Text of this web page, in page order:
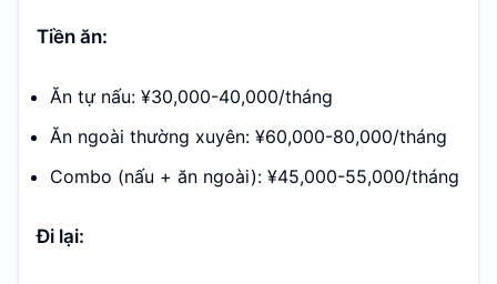
Tiền ăn:
Ăn tự nấu: ¥30,000-40,000/tháng
Ăn ngoài thường xuyên: ¥60,000-80,000/tháng
Combo (nấu + ăn ngoài): ¥45,000-55,000/tháng
Đi lại: